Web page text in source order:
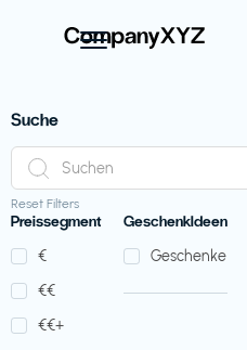
Suche
Reset Filters
Preissegment
€‎
€‎€‎
€‎€‎+
GeschenkIdeen
Geschenke